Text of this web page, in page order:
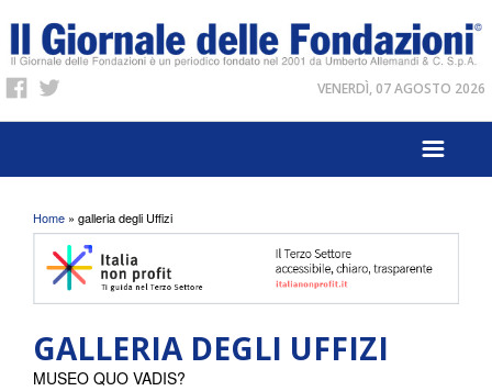
VENERDÌ, 07 AGOSTO 2026
Tu sei qui
Home » galleria degli Uffizi
GALLERIA DEGLI UFFIZI
MUSEO QUO VADIS?